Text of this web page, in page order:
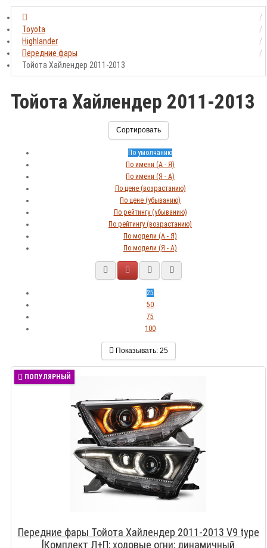
Toyota
Highlander
Передние фары
Тойота Хайлендер 2011-2013
Тойота Хайлендер 2011-2013
Сортировать
По умолчанию
По имени (A - Я)
По имени (Я - A)
По цене (возрастанию)
По цене (убыванию)
По рейтингу (убыванию)
По рейтингу (возрастанию)
По модели (A - Я)
По модели (Я - A)
25
50
75
100
Показывать: 25
ПОПУЛЯРНЫЙ
Передние фары Тойота Хайлендер 2011-2013 V9 type
[Комплект Л+П; ходовые огни; динамичный